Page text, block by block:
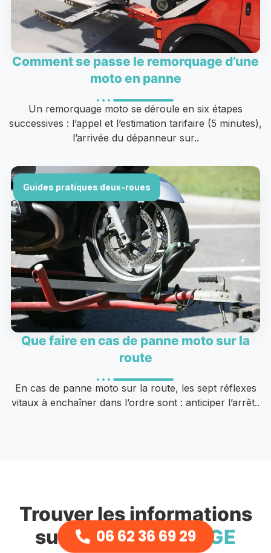
Comment se passe le remorquage d’une
moto en panne
Un remorquage moto se déroule en six étapes
successives : l’appel et l’estimation tarifaire (5 minutes),
l’arrivée du dépanneur sur..
Guides pratiques deux-roues
Que faire en cas de panne moto sur la
route
En cas de panne moto sur la route, les sept réflexes
vitaux à enchaîner dans l’ordre sont : anticiper l’arrêt..
Trouver les informations
sur
NCJ DEPANNAGE
06 62 36 69 29